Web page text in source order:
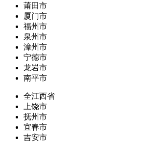
莆田市
厦门市
福州市
泉州市
漳州市
宁德市
龙岩市
南平市
全江西省
上饶市
抚州市
宜春市
吉安市